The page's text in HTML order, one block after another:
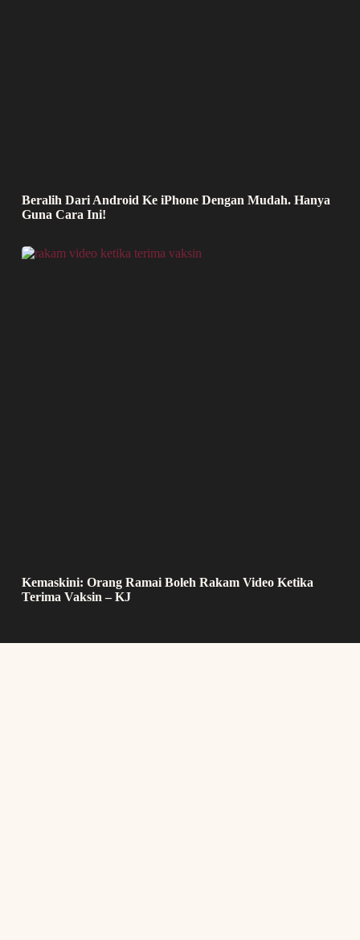
Beralih Dari Android Ke iPhone Dengan Mudah. Hanya
Guna Cara Ini!
Kemaskini: Orang Ramai Boleh Rakam Video Ketika
Terima Vaksin – KJ